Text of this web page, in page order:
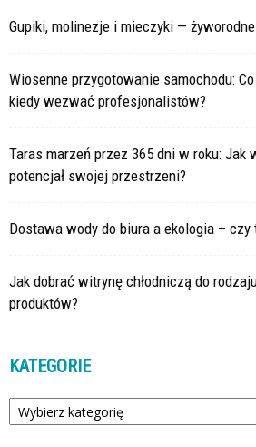
Gupiki, molinezje i mieczyki —
Wiosenne przygotowanie samochodu:
kiedy wezwać profesjonalistów?
Taras marzeń przez 365 dni w roku: Jak
potencjał swojej przestrzeni?
Dostawa wody do biura a ekologia –
Jak dobrać witrynę chłodniczą do
produktów?
KATEGORIE
Kategorie